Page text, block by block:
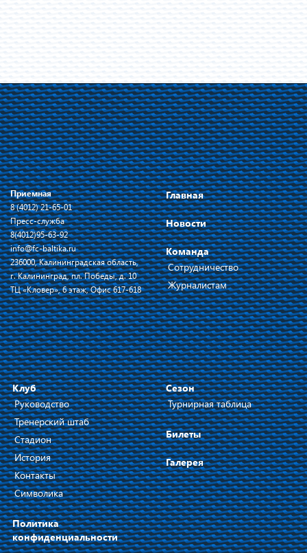
Приемная
8 (4012) 21-65-01
Пресс-служба
8(4012)95-63-92
info@fc-baltika.ru
236000, Калининградская область,
г. Калининград, пл. Победы, д. 10
ТЦ «Кловер», 6 этаж, Офис 617-618
Главная
Новости
Команда
Сотрудничество
Журналистам
Клуб
Руководство
Тренерский штаб
Стадион
История
Контакты
Символика
Политика
конфиденциальности
Сезон
Турнирная таблица
Билеты
Галерея